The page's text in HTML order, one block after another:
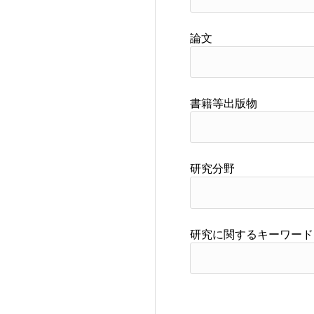
論文
書籍等出版物
研究分野
研究に関するキーワード